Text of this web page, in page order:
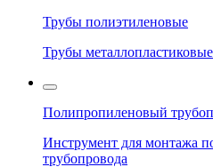
Трубы полиэтиленовые
Трубы металлопластиковые
Полипропиленовый
Инструмент для монтажа
трубопровода